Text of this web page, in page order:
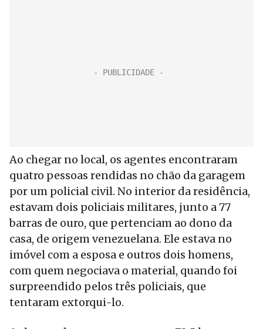
Ao chegar no local, os agentes encontraram
quatro pessoas rendidas no chão da garagem
por um policial civil. No interior da residência,
estavam dois policiais militares, junto a 77
barras de ouro, que pertenciam ao dono da
casa, de origem venezuelana. Ele estava no
imóvel com a esposa e outros dois homens,
com quem negociava o material, quando foi
surpreendido pelos três policiais, que
tentaram extorqui-lo.